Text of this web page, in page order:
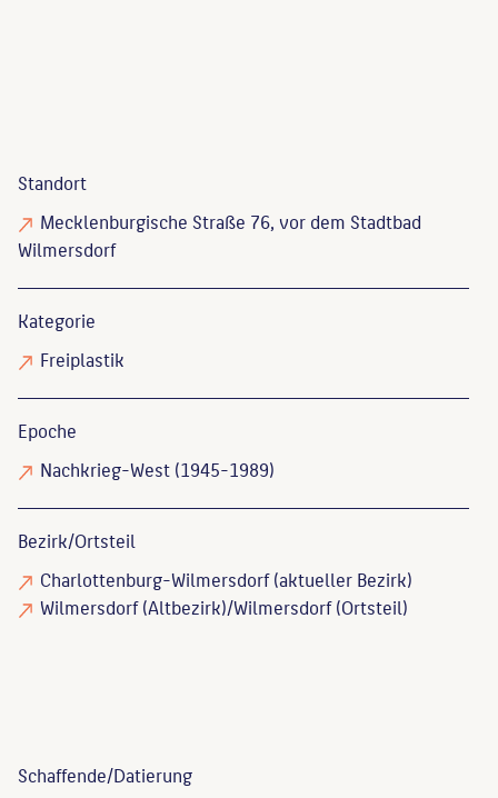
Standort
Mecklenburgische Straße 76, vor dem Stadtbad
Wilmersdorf
Kategorie
Freiplastik
Epoche
Nachkrieg-West (1945-1989)
Bezirk/Ortsteil
Charlottenburg-Wilmersdorf (aktueller Bezirk)
Wilmersdorf (Altbezirk)/Wilmersdorf (Ortsteil)
Schaffende/Datierung